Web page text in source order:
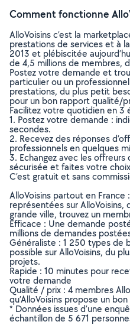
Comment fonctionne
AlloVoisins c’est la
prestations de services et à
2013 et plébiscitée
de 4,5 millions de membres,
Postez votre demande et
particulier ou un
prestations, du plus petit
pour un bon rapport qualité/
Facilitez votre quotidien en 3
1. Postez votre demande :
secondes.
2. Recevez des réponses
professionnels en quelques
3. Echangez avec les
sécurisée et faites votre
C’est gratuit et sans
AlloVoisins partout en
représentées sur AlloVoisins,
grande ville, trouvez un
Efficace : Une demande
millions de demandes
Généraliste : 1 250 types de
possible sur AlloVoisins, du
projets.
Rapide : 10 minutes pour
votre demande
Qualité / prix : 4 membres
qu’AlloVoisins propose un
* Données issues d’une
échantillon de 5 671